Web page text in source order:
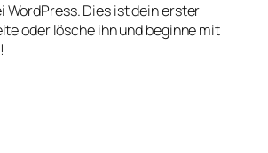
WordPress. Dies ist dein erster
oder lösche ihn und beginne mit